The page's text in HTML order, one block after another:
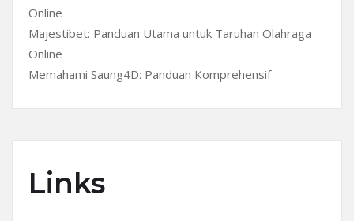
Online
Majestibet: Panduan Utama untuk Taruhan Olahraga
Online
Memahami Saung4D: Panduan Komprehensif
Links